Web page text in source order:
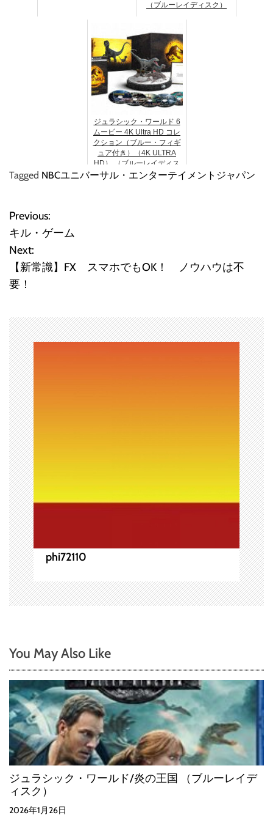
（ブルーレイディスク）
ジュラシック・ワールド 6
ムービー 4K Ultra HD コレ
クション（ブルー・フィギ
ュア付き）（4K ULTRA
HD） （ブルーレイディス
ク）
Tagged NBCユニバーサル・エンターテイメントジャパン
投
稿
ナ
ゲ
ー
シ
ョ
ン
Previous:
キル・ゲーム
Next:
【新常識】FX スマホでもOK！ ノウハウは不
要！
phi72110
You May Also Like
ジュラシック・ワールド/炎の王国 （ブルーレイデ
ィスク）
2026年1月26日